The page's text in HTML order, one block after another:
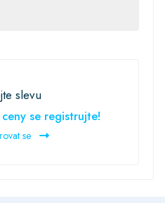
slevu
se registrujte!
se